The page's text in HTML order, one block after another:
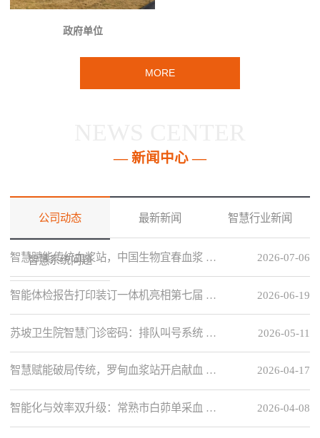
政府单位
MORE
— 新闻中心 —
公司动态 最新新闻 智慧行业新闻
智慧系统问题 2026-07-06
智慧赋能传统血浆站，中国生物宜春血浆 …
2026-06-19
智能体检报告打印装订一体机亮相第七届 …
2026-05-11
苏坡卫生院智慧门诊密码：排队叫号系统 …
2026-04-17
智慧赋能破局传统，罗甸血浆站开启献血 …
2026-04-08
智能化与效率双升级：常熟市白茆单采血 …